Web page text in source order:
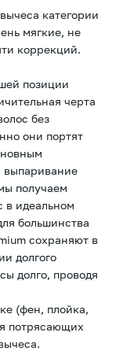
категории
мягкие, не
коррекций.
позиции
черта
без
они портят
выпаривание
получаем
в идеальном
большинства
сохраняют в
долгого
долго, проводя
(фен, плойка,
потрясающих